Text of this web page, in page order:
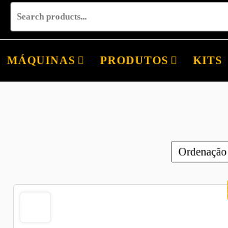
MÁQUINAS PRODUTOS KITS